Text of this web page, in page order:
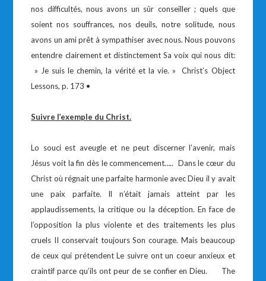
nos difficultés, nous avons un sûr conseiller ; quels que
soient nos souffrances, nos deuils, notre solitude, nous
avons un ami prêt à sympathiser avec nous. Nous pouvons
entendre clairement et distinctement Sa voix qui nous dit:
» Je suis le chemin, la vérité et la vie. » Christ’s Object
Lessons, p. 173 •
Suivre l’exemple du Christ.
Lo souci est aveugle et ne peut discerner l’avenir, mais
Jésus voit la fin dès le commencement….. Dans le cœur du
Christ où régnait une parfaite harmonie avec Dieu il y avait
une paix parfaite. Il n’était jamais atteint par les
applaudissements, la critique ou la déception. En face de
l’opposition la plus violente et des traitements les plus
cruels II conservait toujours Son courage. Mais beaucoup
de ceux qui prétendent Le suivre ont un coeur anxieux et
craintif parce qu’ils ont peur de se confier en Dieu. The